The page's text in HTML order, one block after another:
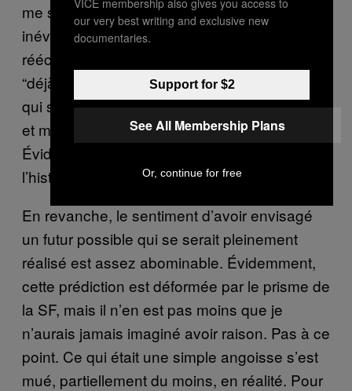
me suis mis à travailler sur ce tome-là,
inévitablement, l’actualité m’a poussé à
réécrire la scène pour éviter un sentiment de
“déjà-vu” un peu glauque. Il y a des scènes
qui sont modifiées lors de la réécriture finale,
et même au moment où je les dessine.
Évidemment, ça n’a pas réorienté toute
l’histoire.
En revanche, le sentiment d’avoir envisagé
un futur possible qui se serait pleinement
réalisé est assez abominable. Évidemment,
cette prédiction est déformée par le prisme de
la SF, mais il n’en est pas moins que je
n’aurais jamais imaginé avoir raison. Pas à ce
point. Ce qui était une simple angoisse s’est
mué, partiellement du moins, en réalité. Pour
our very best writing and exclusive new
documentaries.
Support for $2
See All Membership Plans
Or, continue for free